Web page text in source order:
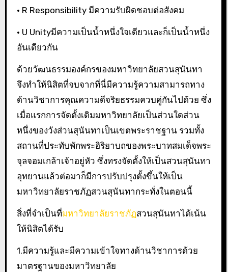
• R Responsibility มีความรับผิดชอบต่อสังคม
• U Unityมีความเป็นน้ำหนึ่งใจเดียวและก็เป็นน้ำหนึ่ง
อันเดียวกัน
ด้วยวัฒนธรรมองค์กรของมหาวิทยาลัยสวนสุนันทา
จึงทำให้นิสิตที่จบจากที่นี่มีความรู้ความสามารถทาง
ด้านวิชาการคุณความดีจริยธรรมควบคู่กันไปด้วย ซึ่ง
เมื่อแรกการจัดตั้งเดิมมหาวิทยาลัยเป็นส่วนใดส่วน
หนึ่งของวังส่วนสุนันทาเป็นเขตพระราชฐาน รวมทั้ง
สถานที่ประทับพักพระอิริยาบถของพระบาทสมเด็จพระ
จุลจอมเกล้าเจ้าอยู่หัว ซึ่งทรงจัดตั้งให้เป็นสวนสุนันทา
อุทยานแล้วต่อมาก็มีการปรับปรุงตั้งขึ้นให้เป็น
มหาวิทยาลัยราชภัฏสวนสุนันทากระทั่งในตอนนี้
สิ่งที่จำเป็นที่มหาวิทยาลัยราชภัฏสวนสุนันทาได้เน้น
ให้นิสิตได้รับ
1.มีความรู้และมีความเข้าใจทางด้านวิชาการด้วย
มาตรฐานของมหาวิทยาลัย